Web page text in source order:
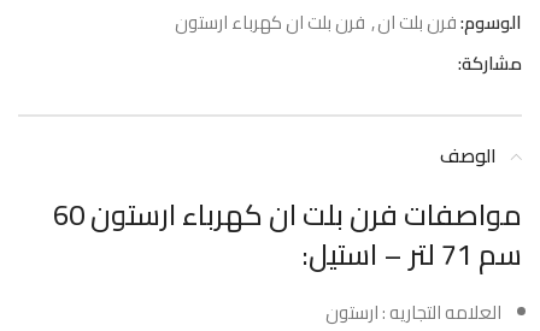
الوسوم:فرن بلت ان, فرن بلت ان كهرباء ارستون
مشاركة:
الوصف
مواصفات فرن بلت ان كهرباء ارستون 60
سم 71 لتر – استيل:
العلامه التجاريه : ارستون